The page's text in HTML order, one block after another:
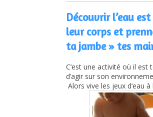
Découvrir l’eau
leur corps et
ta jambe » tes
C’est une activité où il
d’agir sur son
Alors vive les jeux d’eau